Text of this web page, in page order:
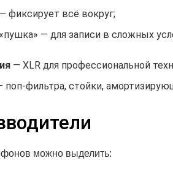
фиксирует всё вокруг;
— для записи в сложных
— XLR для профессиональной
поп-фильтра, стойки,
можно выделить: